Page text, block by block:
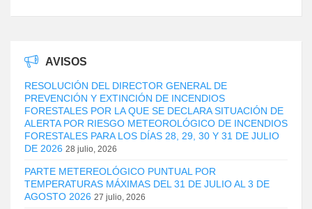
AVISOS
RESOLUCIÓN DEL DIRECTOR GENERAL DE
PREVENCIÓN Y EXTINCIÓN DE INCENDIOS
FORESTALES POR LA QUE SE DECLARA SITUACIÓN DE
ALERTA POR RIESGO METEOROLÓGICO DE INCENDIOS
FORESTALES PARA LOS DÍAS 28, 29, 30 Y 31 DE JULIO
DE 2026 28 julio, 2026
PARTE METEREOLÓGICO PUNTUAL POR
TEMPERATURAS MÁXIMAS DEL 31 DE JULIO AL 3 DE
AGOSTO 2026 27 julio, 2026